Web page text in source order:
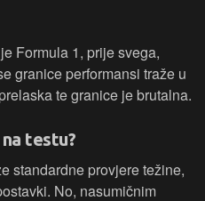
Formula 1, prije svega,
granice performansi traže u
te granice je brutalna.
testu?
standardne provjere težine,
No, nasumičnim